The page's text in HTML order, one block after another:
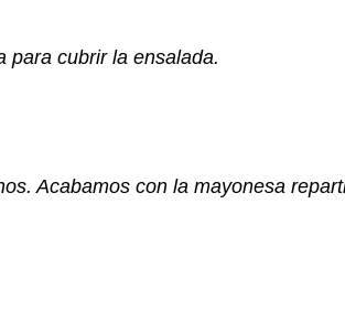
para cubrir la ensalada.
Acabamos con la mayonesa